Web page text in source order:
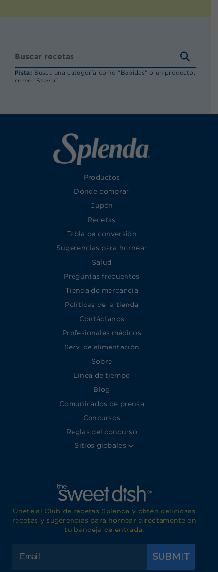
Pista: Busca una categoría como "Bebidas" o un producto,
como "Stevia"
Productos
Dónde comprar
Cupón
Recetas
Tabla de conversión
Sugerencias para hornear
Salud
Preguntas frecuentes
Tienda de mercancía
Políticas de la tienda
Contáctanos
Profesionales médicos
Serv. de alimentación
Sobre
Línea de tiempo
Blog
Comunicados de prensa
Concursos
Reglas del concurso
Sitios globales
Únete al Club de recetas Splenda y obtén deliciosas
recetas y sugerencias para hornear directamente en
tu bandeja de entrada.
SUBMIT